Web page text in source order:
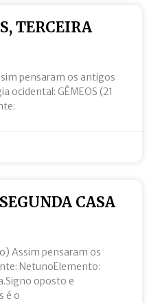
TERCEIRA
pensaram os antigos
ocidental: GÊMEOS (21
CASA
Assim pensaram os
NetunoElemento:
oposto e
é o